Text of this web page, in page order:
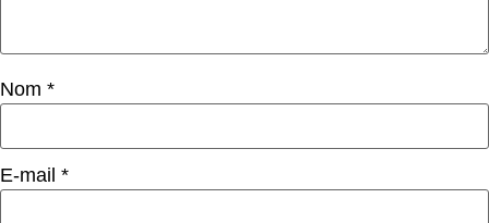
Nom *
E-mail *